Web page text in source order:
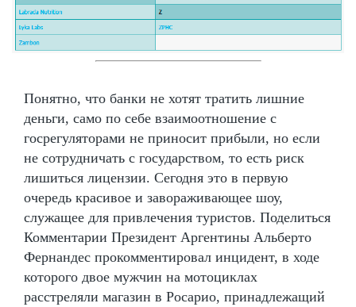
Понятно, что банки не хотят тратить лишние
деньги, само по себе взаимоотношение с
госрегуляторами не приносит прибыли, но если
не сотрудничать с государством, то есть риск
лишиться лицензии. Сегодня это в первую
очередь красивое и завораживающее шоу,
служащее для привлечения туристов. Поделиться
Комментарии Президент Аргентины Альберто
Фернандес прокомментировал инцидент, в ходе
которого двое мужчин на мотоциклах
расстреляли магазин в Росарио, принадлежащий